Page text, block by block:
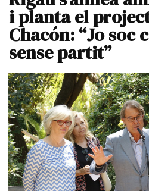
i planta el
Chacón: “Jo soc
sense partit”